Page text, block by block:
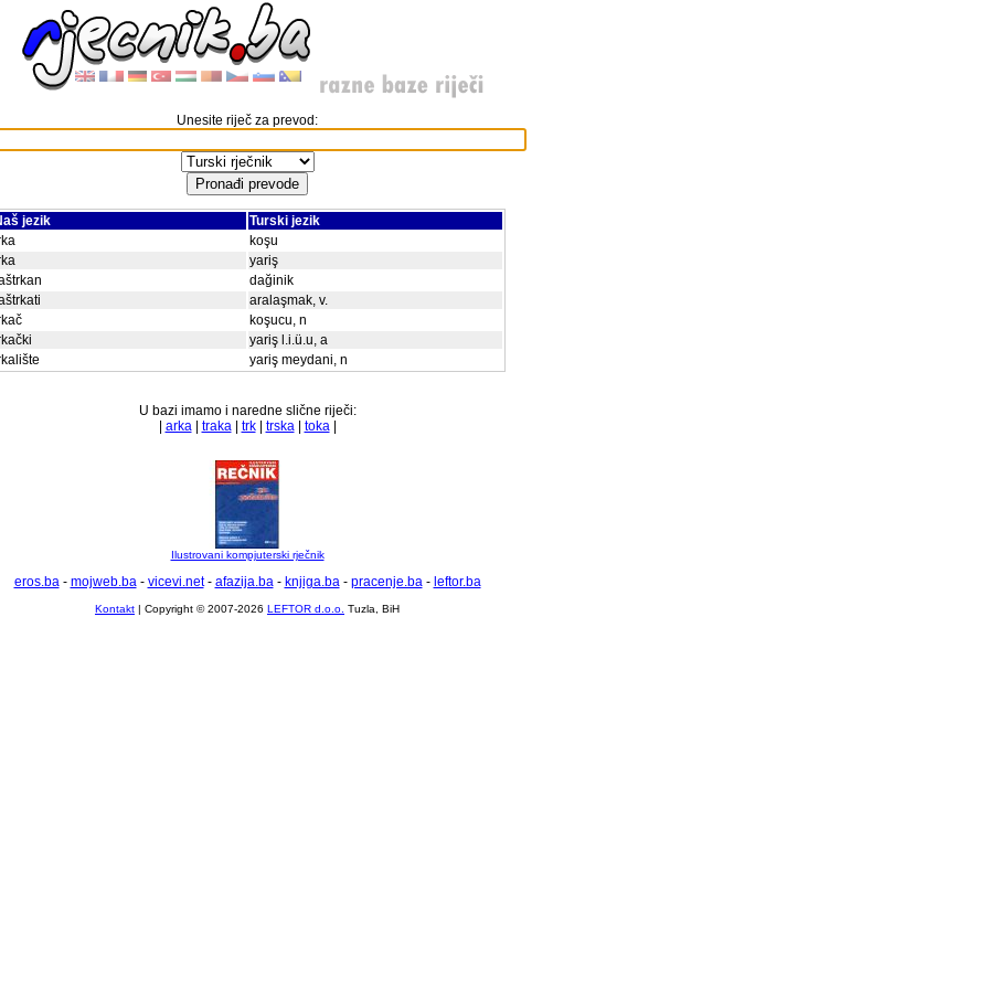
Unesite riječ za prevod:
jezik
Turski jezik
koşu
yariş
dağinik
aralaşmak, v.
koşucu, n
yariş l.i.ü.u, a
yariş meydani, n
U bazi imamo i naredne slične riječi:
arka| traka| trk| trska| toka|
Ilustrovani kompjuterski rječnik
eros.ba- mojweb.ba- vicevi.net- afazija.ba- knjiga.ba- pracenje.ba- leftor.ba
Kontakt | Copyright © 2007-2026 LEFTOR d.o.o. Tuzla, BiH